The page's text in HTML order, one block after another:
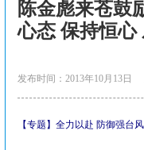
陈金彪来苍鼓
心态 保持恒心
发布时间：2013年10月13日
【专题】全力以赴 防御强台